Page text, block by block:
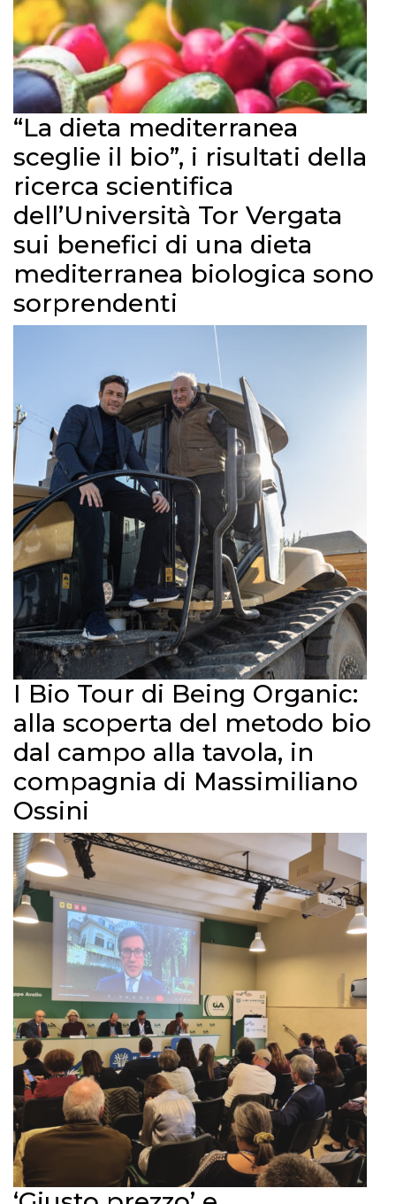
“La dieta mediterranea
sceglie il bio”, i risultati della
ricerca scientifica
dell’Università Tor Vergata
sui benefici di una dieta
mediterranea biologica sono
sorprendenti
I Bio Tour di Being Organic:
alla scoperta del metodo bio
dal campo alla tavola, in
compagnia di Massimiliano
Ossini